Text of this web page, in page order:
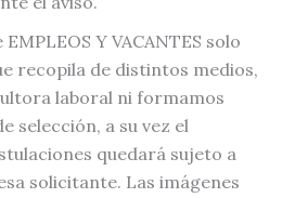
Y VACANTES solo
recopila de distintos medios,
laboral ni formamos
selección, a su vez el
quedará sujeto a
solicitante. Las imágenes